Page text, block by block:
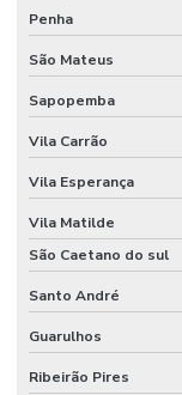
Serviço de router cnc
Serviços de corte cnc
Stand básico
Stand para eventos
Stand modular
Stand personalizado
Stand personalizado
Stands para eventos
Stands para feiras
Penha
São Mateus
Sapopemba
Vila Carrão
Vila Esperança
Vila Matilde
São Caetano do sul
Santo André
Guarulhos
Ribeirão Pires